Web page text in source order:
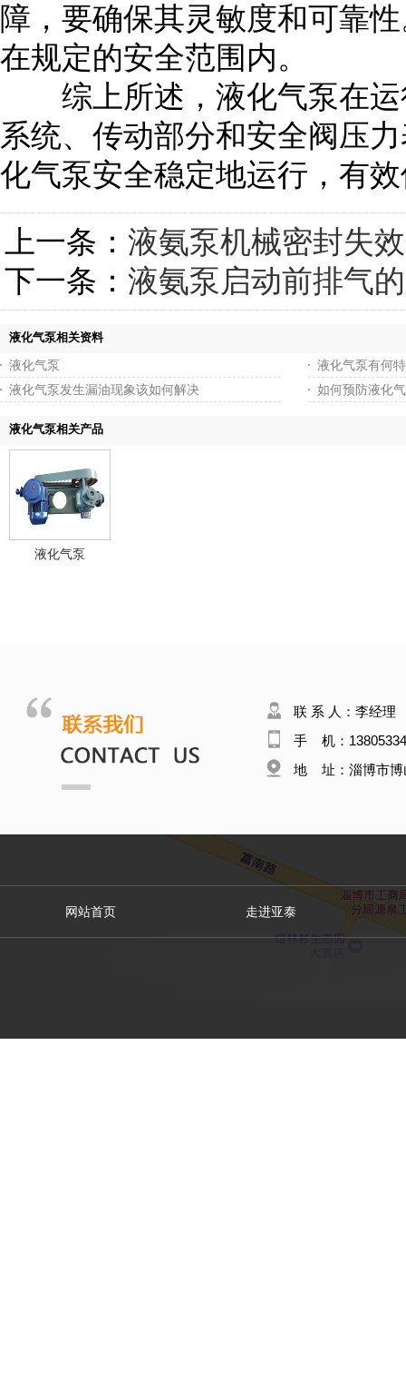
障，要确保其灵敏度和可靠
在规定的安全范围内。
综上所述，液化气泵在运
系统、传动部分和安全阀压
化气泵安全稳定地运行，有
上一条： 液氨泵机械密封失
下一条： 液氨泵启动前排气
液化气泵相关资料
液化气泵
液化气泵有何
液化气泵发生漏油现象该如何解决
如何预防液化
液化气泵相关产品
液化气泵
联 系 人：李经理
手 机：
地 址：淄博市博
网站首页 走进亚泰